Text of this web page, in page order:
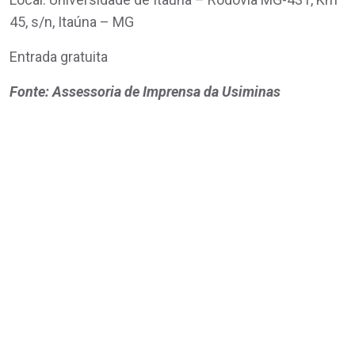
45, s/n, Itaúna – MG
Entrada gratuita
Fonte: Assessoria de Imprensa da Usiminas